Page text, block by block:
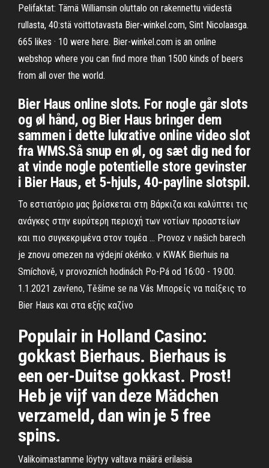
Pelifaktat: Tämä Williamsin oluttalo on rakennettu viidestä
rullasta, 40:stä voittotavasta Bier-winkel.com, Sint Nicolaasga.
665 likes · 10 were here. Bier-winkel.com is an online
webshop where you can find more than 1500 kinds of beers
from all over the world.
Bier Haus online slots. For nogle går slots
og øl hånd, og Bier Haus bringer dem
sammen i dette lukrative online video slot
fra WMS.Så snup en øl, og sæt dig ned for
at vinde nogle potentielle store gevinster
i Bier Haus, et 5-hjuls, 40-payline slotspil.
Το εστιατόριο μας βρίσκεται στη Βάρκιζα και καλύπτει τις
ανάγκες στην ευρύτερη περιοχή των νοτίων προαστείων
και πιο συγκεκριμένα στον τομέα … Provoz v našich barech
je znovu omezen na výdejní okénko. v KWAK Bierhuis na
Smíchově, v provozních hodinách Po-Pá od 16:00 - 19:00.
1.1.2021 zavřeno, Těšíme se na Vás Μπορείς να παίξεις το
Bier Haus και στα εξής καζίνο
Populair in Holland Casino:
gokkast Bierhaus. Bierhaus is
een oer-Duitse gokkast. Prost!
Heb je vijf van deze Mädchen
verzameld, dan win je 5 free
spins.
Valikoimastamme löytyy valtava määrä erilaisia